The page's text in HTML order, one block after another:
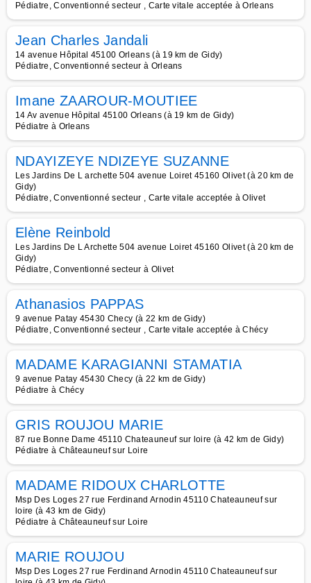
Pédiatre, Conventionné secteur , Carte vitale acceptée à Orleans
Jean Charles Jandali
14 avenue Hôpital 45100 Orleans (à 19 km de Gidy)
Pédiatre, Conventionné secteur à Orleans
Imane ZAAROUR-MOUTIEE
14 Av avenue Hôpital 45100 Orleans (à 19 km de Gidy)
Pédiatre à Orleans
NDAYIZEYE NDIZEYE SUZANNE
Les Jardins De L archette 504 avenue Loiret 45160 Olivet (à 20 km de
Gidy)
Pédiatre, Conventionné secteur , Carte vitale acceptée à Olivet
Elène Reinbold
Les Jardins De L Archette 504 avenue Loiret 45160 Olivet (à 20 km de
Gidy)
Pédiatre, Conventionné secteur à Olivet
Athanasios PAPPAS
9 avenue Patay 45430 Checy (à 22 km de Gidy)
Pédiatre, Conventionné secteur , Carte vitale acceptée à Chécy
MADAME KARAGIANNI STAMATIA
9 avenue Patay 45430 Checy (à 22 km de Gidy)
Pédiatre à Chécy
GRIS ROUJOU MARIE
87 rue Bonne Dame 45110 Chateauneuf sur loire (à 42 km de Gidy)
Pédiatre à Châteauneuf sur Loire
MADAME RIDOUX CHARLOTTE
Msp Des Loges 27 rue Ferdinand Arnodin 45110 Chateauneuf sur
loire (à 43 km de Gidy)
Pédiatre à Châteauneuf sur Loire
MARIE ROUJOU
Msp Des Loges 27 rue Ferdinand Arnodin 45110 Chateauneuf sur